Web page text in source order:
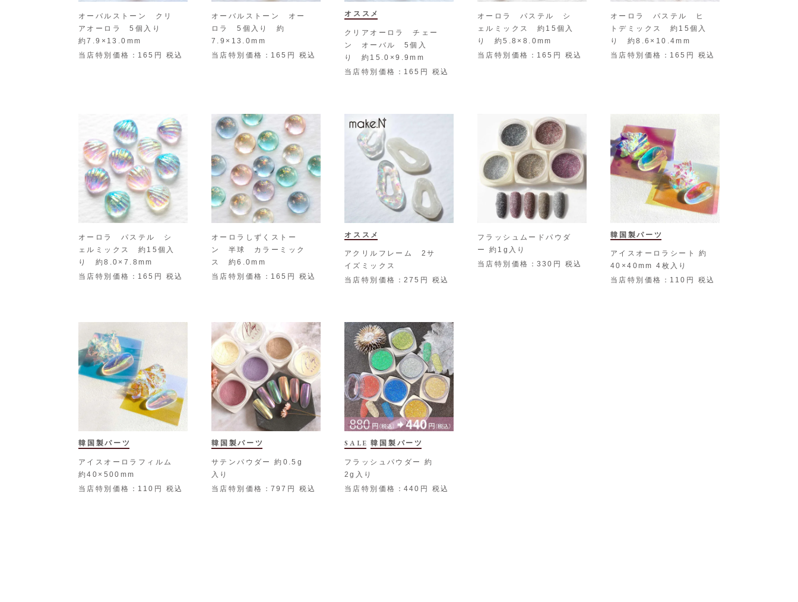
オーバルストーン クリ
アオーロラ 5個入り
約7.9×13.0mm
当店特別価格
165 税込
オーバルストーン オー
ロラ 5個入り 約
7.9×13.0mm
当店特別価格
165 税込
オススメ
クリアオーロラ チェー
ン オーバル 5個入
り 約15.0×9.9mm
当店特別価格
165 税込
オーロラ パステル シ
ェルミックス 約15個入
り 約5.8×8.0mm
当店特別価格
165 税込
オーロラ パステル ヒ
トデミックス 約15個入
り 約8.6×10.4mm
当店特別価格
165 税込
オーロラ パステル シ
ェルミックス 約15個入
り 約8.0×7.8mm
当店特別価格
165 税込
オーロラしずくストー
ン 半球 カラーミック
ス 約6.0mm
当店特別価格
165 税込
オススメ
アクリルフレーム 2サ
イズミックス
当店特別価格
275 税込
フラッシュムードパウダ
ー 約1g入り
当店特別価格
330 税込
韓国製パーツ
アイスオーロラシート 約
40×40mm 4枚入り
当店特別価格
110 税込
韓国製パーツ
アイスオーロラフィルム
約40×500mm
当店特別価格
110 税込
韓国製パーツ
サテンパウダー 約0.5g
入り
当店特別価格
797 税込
SALE 韓国製パーツ
フラッシュパウダー 約
2g入り
当店特別価格
440 税込